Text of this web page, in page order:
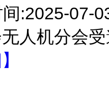
:2025-07-
人机分会